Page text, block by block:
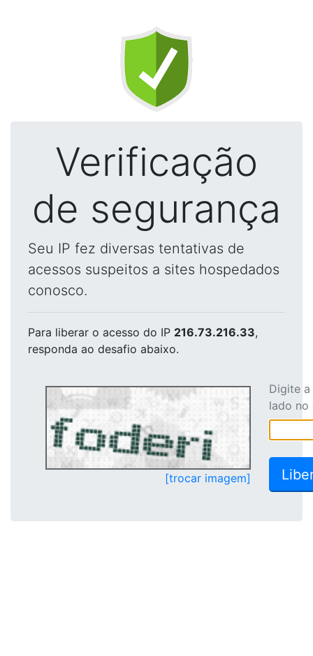
Verificação
de segurança
Seu IP fez diversas tentativas de
acessos suspeitos a sites hospedados
conosco.
Para liberar o acesso do IP 216.73.216.33,
responda ao desafio abaixo.
[trocar imagem]
Digite
lado no